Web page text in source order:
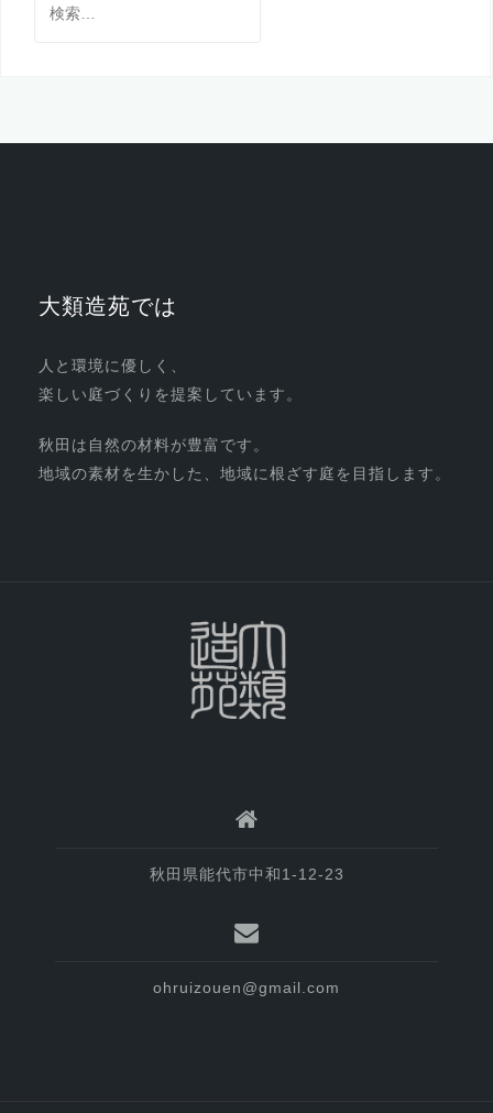
索:
大類造苑では
人と環境に優しく、
楽しい庭づくりを提案しています。
秋田は自然の材料が豊富です。
地域の素材を生かした、地域に根ざす庭を目指します。
秋田県能代市中和1-12-23
ohruizouen@gmail.com